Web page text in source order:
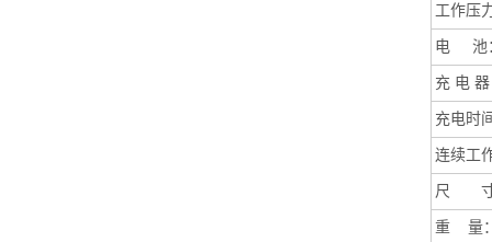
工作压
电 池
充 电
充电时
连续工
尺 寸
重 量